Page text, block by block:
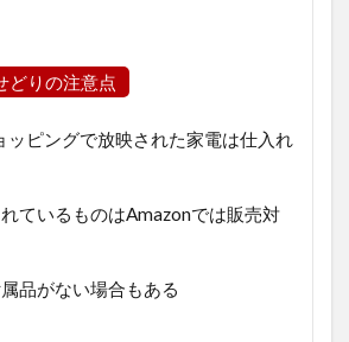
どりの注意点
ッピングで放映された家電は仕入れ
ているものはAmazonでは販売対
品がない場合もある